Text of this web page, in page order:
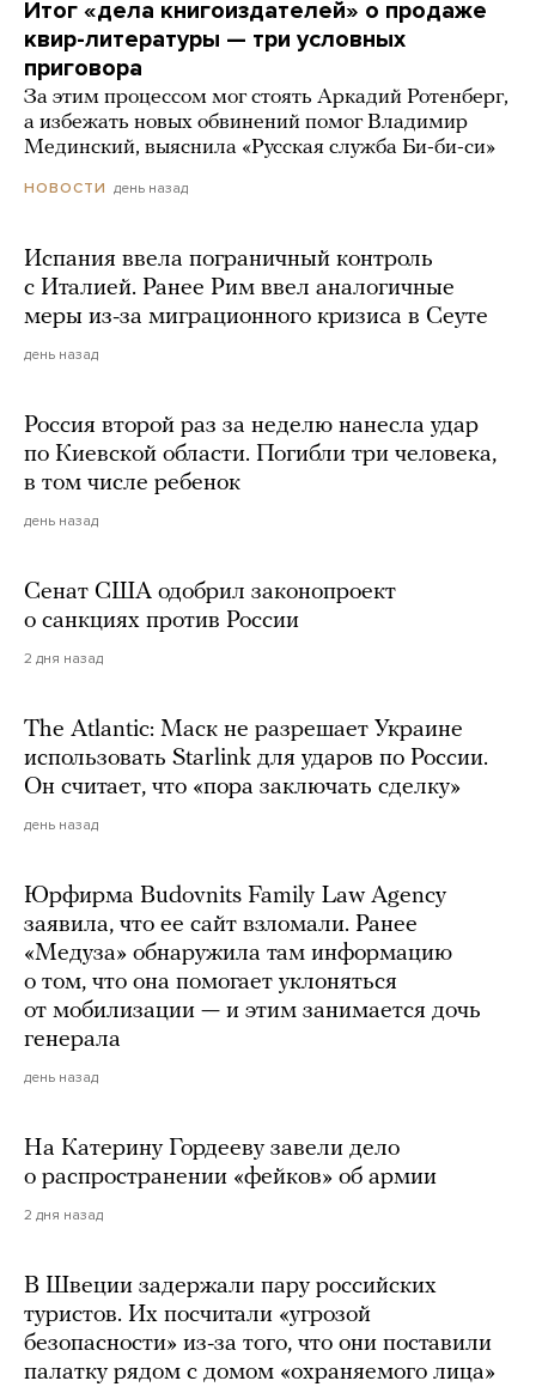
Итог «дела книгоиздателей» о продаже
квир-литературы — три условных
приговора
За этим процессом мог стоять Аркадий Ротенберг,
а избежать новых обвинений помог Владимир
Мединский, выяснила «Русская служба Би-би-си»
НОВОСТИ день назад
Испания ввела пограничный контроль
с Италией. Ранее Рим ввел аналогичные
меры из-за миграционного кризиса в Сеуте
день назад
Россия второй раз за неделю нанесла удар
по Киевской области. Погибли три человека,
в том числе ребенок
день назад
Сенат США одобрил законопроект
о санкциях против России
2 дня назад
The Atlantic: Маск не разрешает Украине
использовать Starlink для ударов по России.
Он считает, что «пора заключать сделку»
день назад
Юрфирма Budovnits Family Law Agency
заявила, что ее сайт взломали. Ранее
«Медуза» обнаружила там информацию
о том, что она помогает уклоняться
от мобилизации — и этим занимается дочь
генерала
день назад
На Катерину Гордееву завели дело
о распространении «фейков» об армии
2 дня назад
В Швеции задержали пару российских
туристов. Их посчитали «угрозой
безопасности» из-за того, что они поставили
палатку рядом с домом «охраняемого лица»